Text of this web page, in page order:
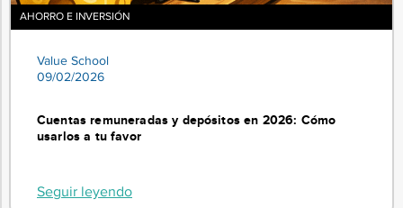
AHORRO E INVERSIÓN
Value School
09/02/2026
Cuentas remuneradas y depósitos en 2026: Cómo
usarlos a tu favor
Seguir leyendo